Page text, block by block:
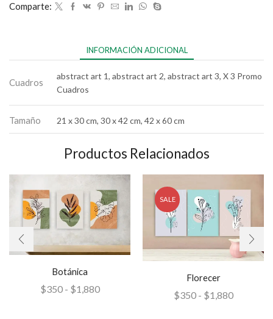
Comparte:
INFORMACIÓN ADICIONAL
Cuadros
abstract art 1, abstract art 2, abstract art 3, X 3 Promo
Cuadros
Tamaño 21 x 30 cm, 30 x 42 cm, 42 x 60 cm
Productos Relacionados
Botánica
$350 - $1,880
SALE
Florecer
$350 - $1,880